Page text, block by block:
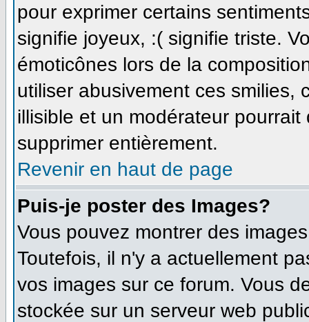
pour exprimer certains
signifie joyeux, :( signifie triste.
émoticônes lors de la
utiliser abusivement ces smilies,
illisible et un modérateur
supprimer entièrement.
Revenir en haut de page
Puis-je poster des Images?
Vous pouvez montrer des
Toutefois, il n'y a actuellement
vos images sur ce forum. Vous
stockée sur un serveur web